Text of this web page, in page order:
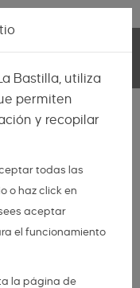
Bastilla, utiliza
permiten
y recopilar
todas las
o haz click en
aceptar
el funcionamiento
la página de